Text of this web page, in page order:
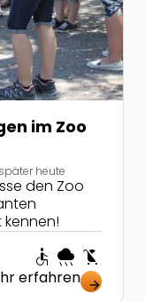
im Zoo
heute
den Zoo
accessible rainy child_friendly
erfahren arrow_forward